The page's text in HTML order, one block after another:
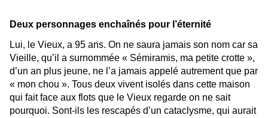
Deux personnages enchaînés pour l’éternité
Lui, le Vieux, a 95 ans. On ne saura jamais son nom car sa
Vieille, qu’il a surnommée « Sémiramis, ma petite crotte »,
d’un an plus jeune, ne l’a jamais appelé autrement que par
« mon chou ». Tous deux vivent isolés dans cette maison
qui fait face aux flots que le Vieux regarde on ne sait
pourquoi. Sont-ils les rescapés d’un cataclysme, qui aurait